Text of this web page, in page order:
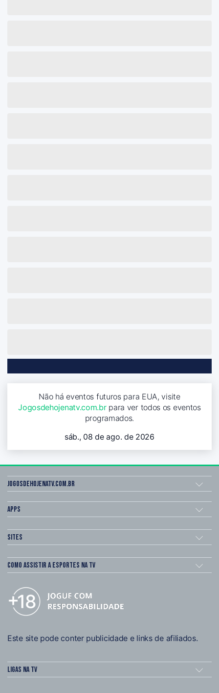
Não há eventos futuros para EUA, visite
Jogosdehojenatv.com.brpara ver todos os eventos
programados.
sáb., 08 de ago. de 2026
Jogosdehojenatv.com.br
Apps
Sites
Como assistir a esportes na TV
Este site pode conter publicidade e links de afiliados.
Ligas na TV